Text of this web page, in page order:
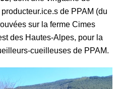
de PPAM (du
sur la ferme Cimes
des Hautes-Alpes, pour la
cueilleuses de PPAM.